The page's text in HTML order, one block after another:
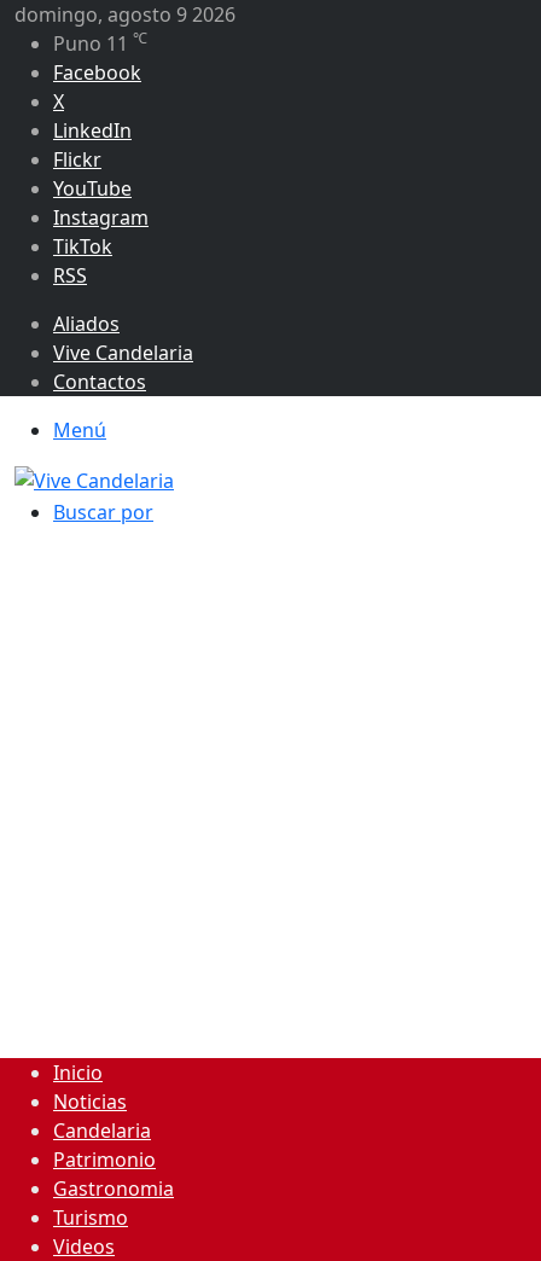
domingo, agosto 9 2026
Puno 11 ℃
Facebook
X
LinkedIn
Flickr
YouTube
Instagram
TikTok
RSS
Aliados
Vive Candelaria
Contactos
Menú
Buscar por
Inicio
Noticias
Candelaria
Patrimonio
Gastronomia
Turismo
Videos